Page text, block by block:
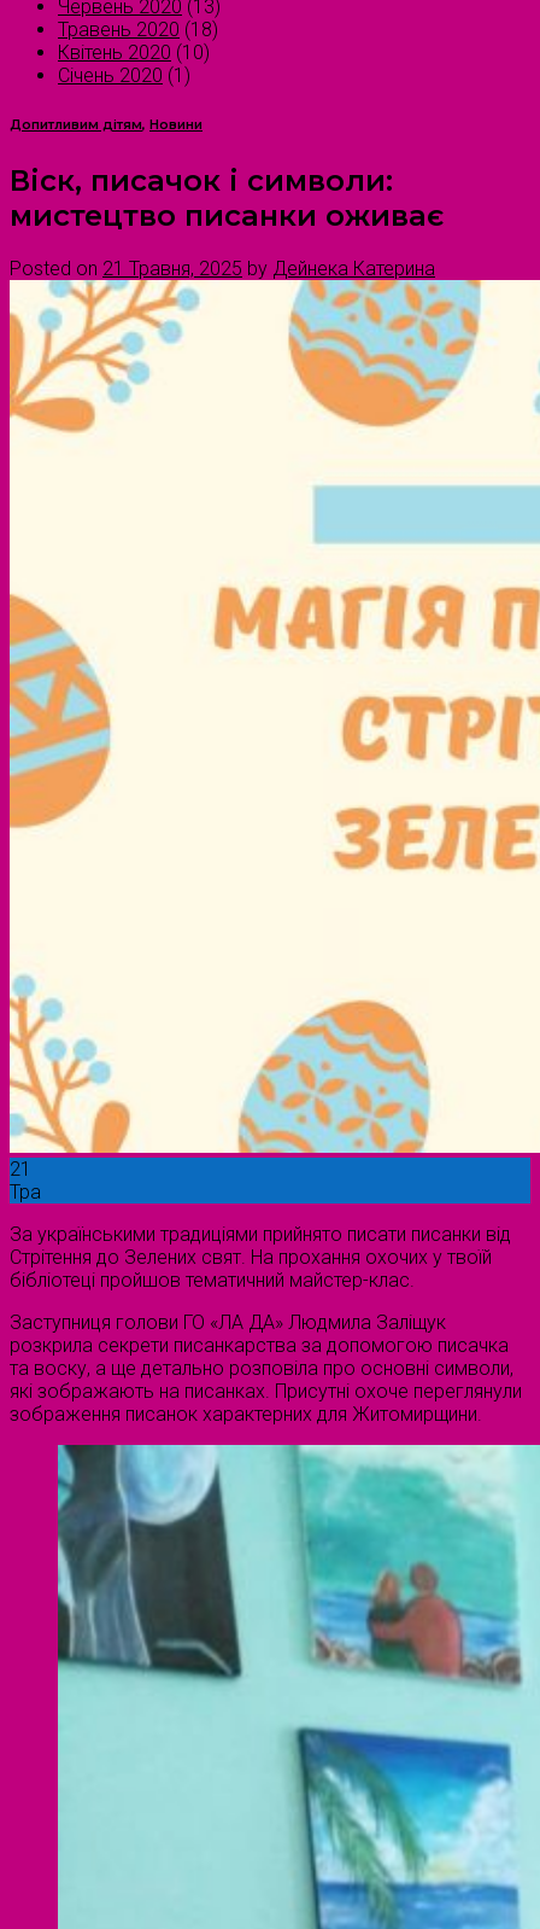
Червень 2020 (13)
Травень 2020 (18)
Квітень 2020 (10)
Січень 2020 (1)
Допитливим дітям, Новини
Віск, писачок і символи:
мистецтво писанки оживає
Posted on 21 Травня, 2025 by Дейнека Катерина
21
Тра
За українськими традиціями прийнято писати писанки від
Стрітення до Зелених свят. На прохання охочих у твоїй
бібліотеці пройшов тематичний майстер-клас.
Заступниця голови ГО «ЛА ДА» Людмила Заліщук
розкрила секрети писанкарства за допомогою писачка
та воску, а ще детально розповіла про основні символи,
які зображають на писанках. Присутні охоче переглянули
зображення писанок характерних для Житомирщини.